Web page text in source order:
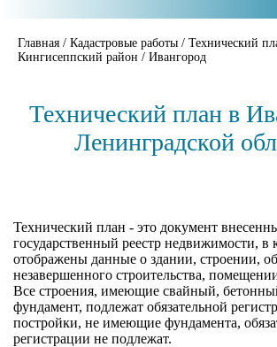
Главная / Кадастровые работы / Технический
Кингисеппский район / Ивангород
Технический план в
Ленинградской
Технический план - это документ
государственный реестр недвижимости, в
отображены данные о здании, строении,
незавершенного строительства,
Все строения, имеющие свайный,
фундамент, подлежат обязательной
постройки, не имеющие фундамента,
регистрации не подлежат.